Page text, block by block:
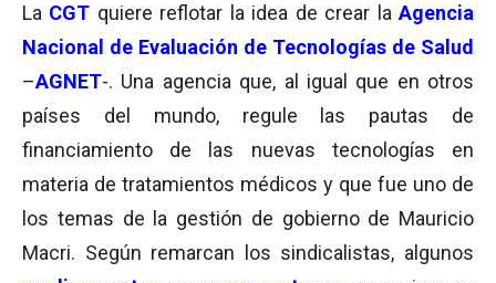
La CGT quiere reflotar la idea de crear laAgencia
Nacional de Evaluación de Tecnologías de Salud
–AGNET-. Una agencia que, al igual que en otros
países del mundo, regule las pautas de
financiamiento de las nuevas tecnologías en
materia de tratamientos médicos y que fue uno de
los temas de la gestión de gobierno de Mauricio
Macri. Según remarcan los sindicalistas, algunos